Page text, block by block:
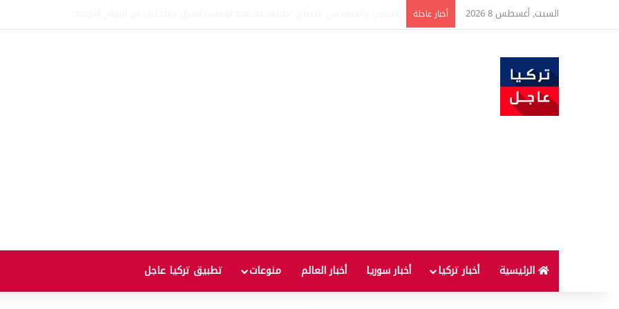
السبت, أغسطس 8 2026 أخبار عاجلة
الرئيسية أخبار تركيا أخبار سوريا أخبار العالم منوعات تطبيق تركيا عاجل